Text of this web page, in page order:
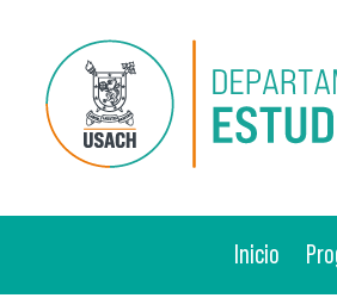
Inicio